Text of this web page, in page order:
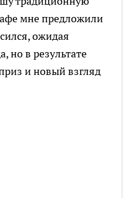
мне предложили
ожидая
но в результате
и новый взгляд